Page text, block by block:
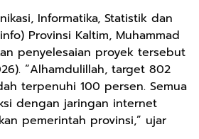
Informatika, Statistik dan
Provinsi Kaltim, Muhammad
penyelesaian proyek tersebut
“Alhamdulillah, target 802
terpenuhi 100 persen. Semua
dengan jaringan internet
pemerintah provinsi,” ujar